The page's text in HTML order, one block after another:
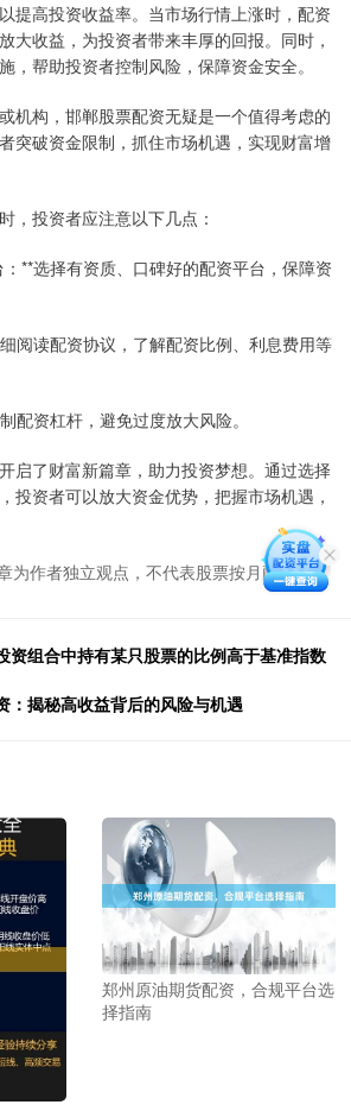
提高投资收益率。当市场行情上涨时，配资
大收益，为投资者带来丰厚的回报。同时，
，帮助投资者控制风险，保障资金安全。
机构，邯郸股票配资无疑是一个值得考虑的
突破资金限制，抓住市场机遇，实现财富增
，投资者应注意以下几点：
**选择有资质、口碑好的配资平台，保障资
阅读配资协议，了解配资比例、利息费用等
配资杠杆，避免过度放大风险。
启了财富新篇章，助力投资梦想。通过选择
投资者可以放大资金优势，把握市场机遇，
为作者独立观点，不代表股票按月配资观点
资组合中持有某只股票的比例高于基准指数
：揭秘高收益背后的风险与机遇
郑州原油期货配资，合规平台选
择指南